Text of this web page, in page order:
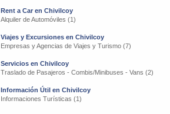
Rent a Car en Chivilcoy
Alquiler de Automóviles (1)
Viajes y Excursiones en Chivilcoy
Empresas y Agencias de Viajes y Turismo (7)
Servicios en Chivilcoy
Traslado de Pasajeros - Combis/Minibuses - Vans (2)
Información Útil en Chivilcoy
Informaciones Turísticas (1)